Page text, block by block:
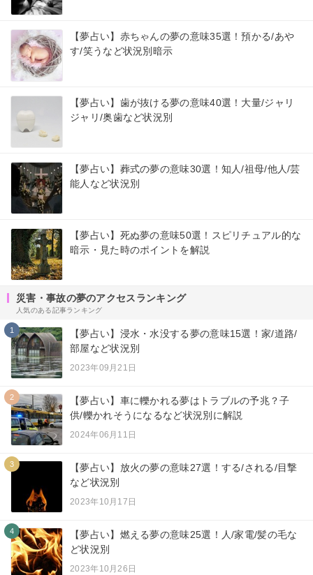
【夢占い】赤ちゃんの夢の意味35選！預かる/あや
す/笑うなど状況別暗示
【夢占い】歯が抜ける夢の意味40選！大量/ジャリ
ジャリ/奥歯など状況別
【夢占い】葬式の夢の意味30選！知人/祖母/他人/芸
能人など状況別
【夢占い】死ぬ夢の意味50選！スピリチュアル的な
暗示・見た時のポイントを解説
災害・事故の夢のアクセスランキング
人気のある記事ランキング
1
【夢占い】浸水・水没する夢の意味15選！家/道路/
部屋など状況別
2023年09月21日
2
【夢占い】車に轢かれる夢はトラブルの予兆？子
供/轢かれそうになるなど状況別に解説
2024年06月11日
3
【夢占い】放火の夢の意味27選！する/される/目撃
など状況別
2023年10月17日
4
【夢占い】燃える夢の意味25選！人/家電/髪の毛な
ど状況別
2023年10月26日